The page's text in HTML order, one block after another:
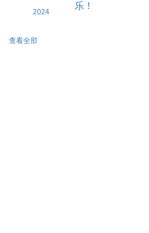
2024
乐！
查看全部